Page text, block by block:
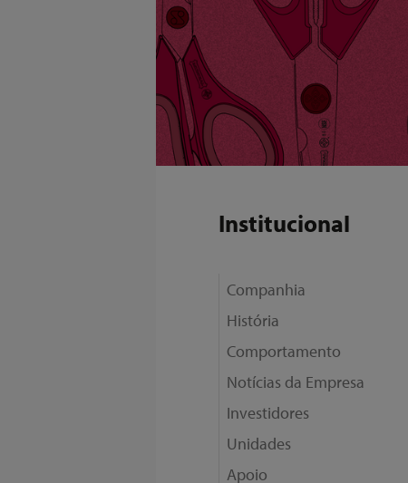
Institucional
Companhia
História
Comportamento
Notícias da Empresa
Investidores
Unidades
Apoio